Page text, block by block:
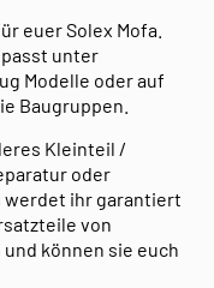
euer Solex Mofa.
unter
Modelle oder auf
Baugruppen.
Kleinteil /
oder
werdet ihr garantiert
von
können sie euch